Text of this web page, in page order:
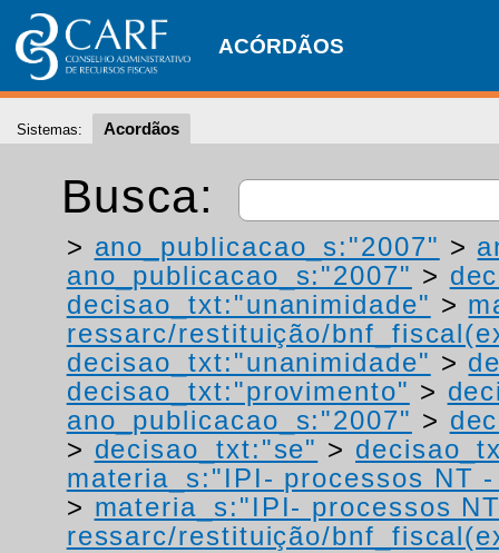
ACÓRDÃOS
Sistemas: Acordãos
Busca:
> ano_publicacao_s:"2007" >
ano_publicacao_s:"2007" >
decisao_txt:"unanimidade" >
ressarc/restituição/
decisao_txt:"unanimidade" >
decisao_txt:"provimento" >
ano_publicacao_s:"2007" >
> decisao_txt:"se" >
materia_s:"IPI- processos NT
> materia_s:"IPI- processos
ressarc/restituição/